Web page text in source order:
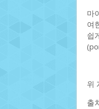
마
여
쉽
위
출